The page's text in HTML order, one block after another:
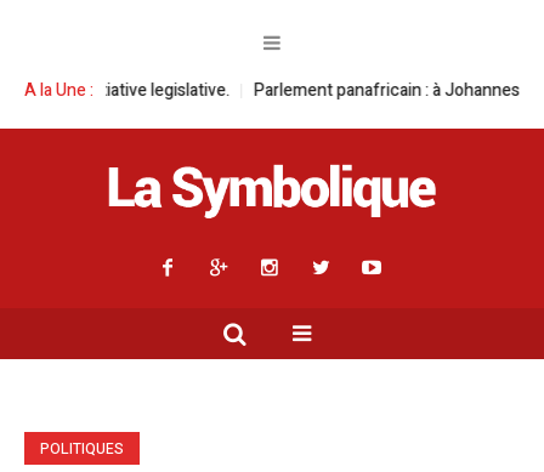
A la Une :
legislative. Parlement panafricain : à Johannesburg, Aimé Boji
POLITIQUES